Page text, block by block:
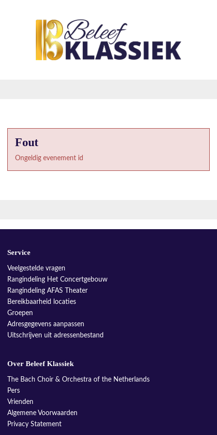
Fout
Ongeldig evenement id
Service
Veelgestelde vragen
Rangindeling Het Concertgebouw
Rangindeling AFAS Theater
Bereikbaarheid locaties
Groepen
Adresgegevens aanpassen
Uitschrijven uit adressenbestand
Over Beleef Klassiek
The Bach Choir & Orchestra of the Netherlands
Pers
Vrienden
Algemene Voorwaarden
Privacy Statement